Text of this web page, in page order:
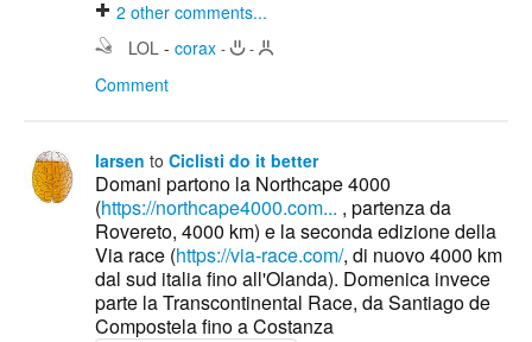
2 other comments...
LOL - corax - -
Comment
larsen to Ciclisti do it better
Domani partono la Northcape 4000
(https://northcape4000.com... , partenza da
Rovereto, 4000 km) e la seconda edizione della
Via race (https://via-race.com/, di nuovo 4000 km
dal sud italia fino all'Olanda). Domenica invece
parte la Transcontinental Race, da Santiago de
Compostela fino a Costanza